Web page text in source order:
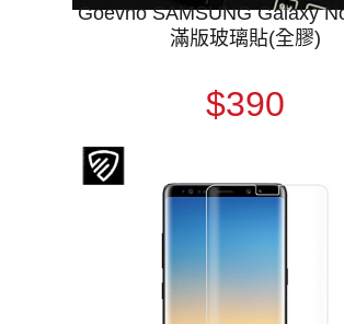
Goevno SAMSUNG Galaxy
滿版玻璃貼(全膠)
$390